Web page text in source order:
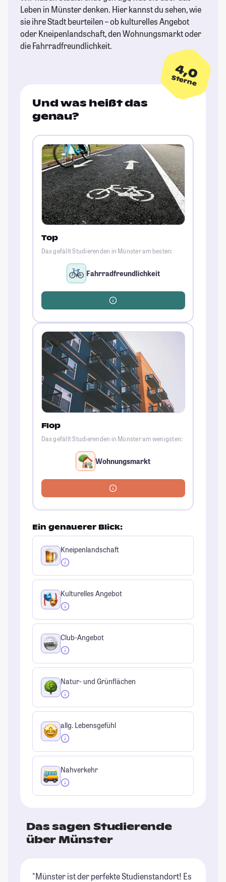
Leben in Münster denken. Hier kannst du sehen, wie
sie ihre Stadt beurteilen – ob kulturelles Angebot
oder Kneipenlandschaft, den Wohnungsmarkt oder
die Fahrradfreundlichkeit.
4,0
Sterne
Und was heißt das
genau?
Top
Das gefällt Studierenden in Münster am besten:
Fahrradfreundlichkeit
Flop
Das gefällt Studierenden in Münster am wenigsten:
Wohnungsmarkt
Ein genauerer Blick:
Kneipenlandschaft
Kulturelles Angebot
Club-Angebot
Natur- und Grünflächen
allg. Lebensgefühl
Nahverkehr
Das sagen Studierende
über Münster
"Münster ist der perfekte Studienstandort! Es